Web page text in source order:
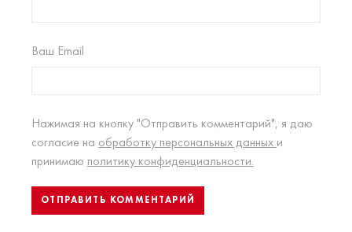
Ваш Email
Нажимая на кнопку "Отправить комментарий", я даю
согласие на обработку персональных данных и
принимаю политику конфиденциальности.